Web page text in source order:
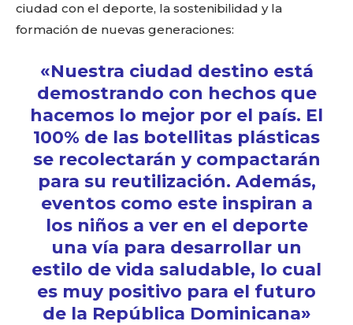
ciudad con el deporte, la sostenibilidad y la
formación de nuevas generaciones:
«Nuestra ciudad destino está
demostrando con hechos que
hacemos lo mejor por el país. El
100% de las botellitas plásticas
se recolectarán y compactarán
para su reutilización. Además,
eventos como este inspiran a
los niños a ver en el deporte
una vía para desarrollar un
estilo de vida saludable, lo cual
es muy positivo para el futuro
de la República Dominicana»